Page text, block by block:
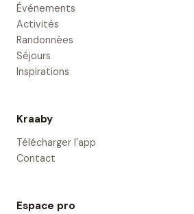
Événements
Activités
Randonnées
Séjours
Inspirations
Kraaby
Télécharger l'app
Contact
Espace pro